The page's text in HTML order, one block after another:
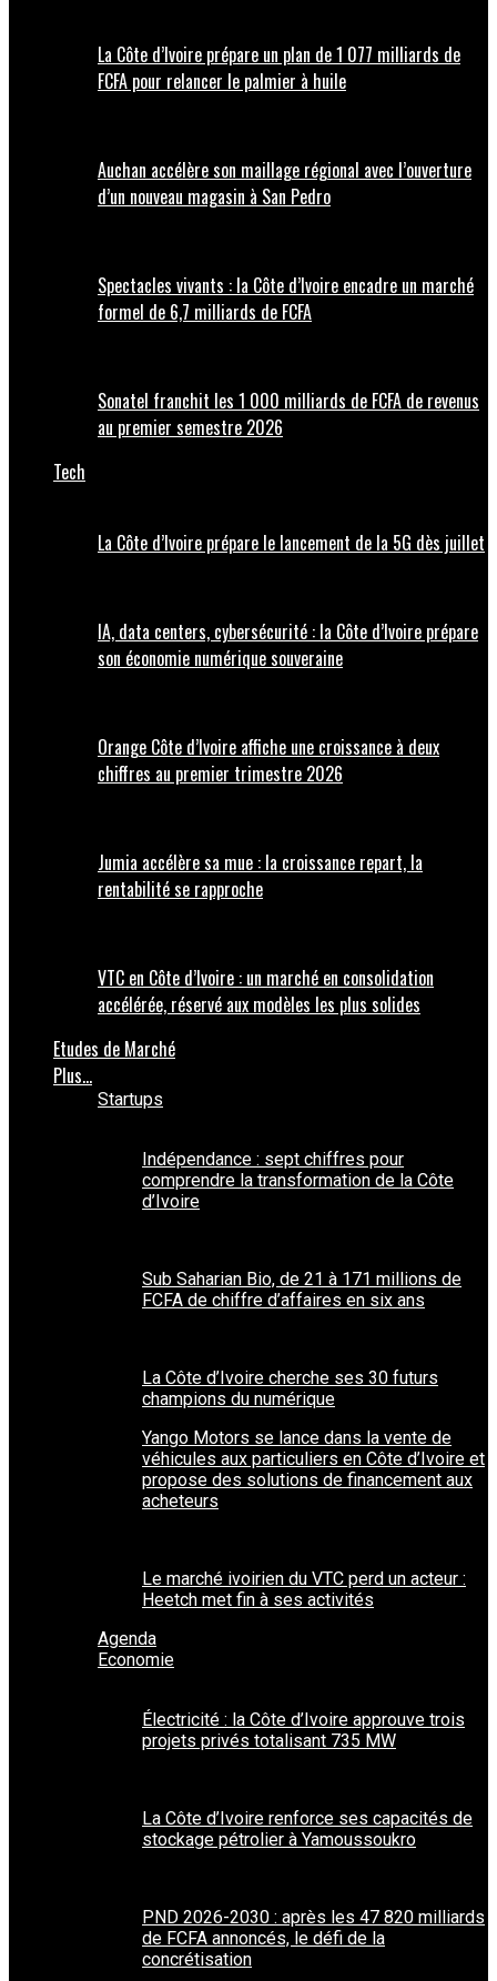
La Côte d’Ivoire prépare un plan de 1 077 milliards de
FCFA pour relancer le palmier à huile
Auchan accélère son maillage régional avec l’ouverture
d’un nouveau magasin à San Pedro
Spectacles vivants : la Côte d’Ivoire encadre un marché
formel de 6,7 milliards de FCFA
Sonatel franchit les 1 000 milliards de FCFA de revenus
au premier semestre 2026
Tech
La Côte d’Ivoire prépare le lancement de la 5G dès juillet
IA, data centers, cybersécurité : la Côte d’Ivoire prépare
son économie numérique souveraine
Orange Côte d’Ivoire affiche une croissance à deux
chiffres au premier trimestre 2026
Jumia accélère sa mue : la croissance repart, la
rentabilité se rapproche
VTC en Côte d’Ivoire : un marché en consolidation
accélérée, réservé aux modèles les plus solides
Etudes de Marché
Plus…
Startups
Indépendance : sept chiffres pour
comprendre la transformation de la Côte
d’Ivoire
Sub Saharian Bio, de 21 à 171 millions de
FCFA de chiffre d’affaires en six ans
La Côte d’Ivoire cherche ses 30 futurs
champions du numérique
Yango Motors se lance dans la vente de
véhicules aux particuliers en Côte d’Ivoire et
propose des solutions de financement aux
acheteurs
Le marché ivoirien du VTC perd un acteur :
Heetch met fin à ses activités
Agenda
Economie
Électricité : la Côte d’Ivoire approuve trois
projets privés totalisant 735 MW
La Côte d’Ivoire renforce ses capacités de
stockage pétrolier à Yamoussoukro
PND 2026-2030 : après les 47 820 milliards
de FCFA annoncés, le défi de la
concrétisation